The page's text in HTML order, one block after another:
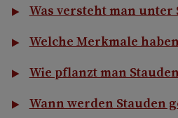
Was versteht man unter
Welche Merkmale
Wie pflanzt man
Wann werden Stauden